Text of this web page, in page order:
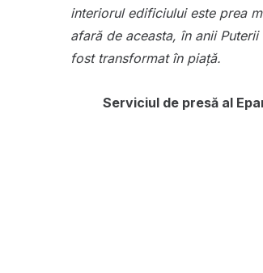
interiorul edificiului este prea
afară de aceasta, în anii
fost transformat în piață.
Serviciul de presă al